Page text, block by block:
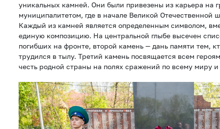
уникальных камней. Они были привезены из карьера на
муниципалитетом, где в начале Великой Отечественной
Каждый из камней является определенным символом,
единую композицию. На центральной глыбе высечен
погибших на фронте, второй камень — дань памяти тем,
трудился в тылу. Третий камень посвящается всем
честь родной страны на полях сражений по всему миру и